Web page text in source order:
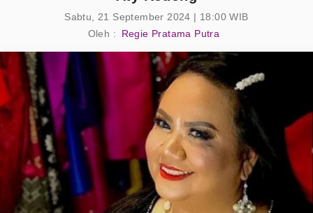
Sabtu, 21 September 2024 | 18:00 WIB
Oleh :
Regie Pratama Putra